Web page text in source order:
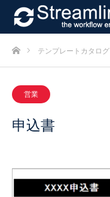
ホームテンプレートカタログ
営業
申込書